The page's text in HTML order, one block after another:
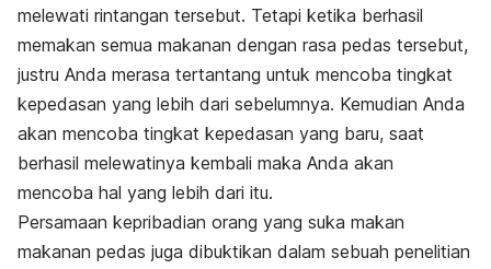
melewati rintangan tersebut. Tetapi ketika berhasil
memakan semua makanan dengan rasa pedas tersebut,
justru Anda merasa tertantang untuk mencoba tingkat
kepedasan yang lebih dari sebelumnya. Kemudian Anda
akan mencoba tingkat kepedasan yang baru, saat
berhasil melewatinya kembali maka Anda akan
mencoba hal yang lebih dari itu.
Persamaan kepribadian orang yang suka makan
makanan pedas juga dibuktikan dalam sebuah penelitian